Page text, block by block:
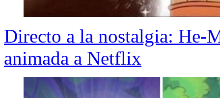
Directo a la nostalgia: He-
animada a Netflix